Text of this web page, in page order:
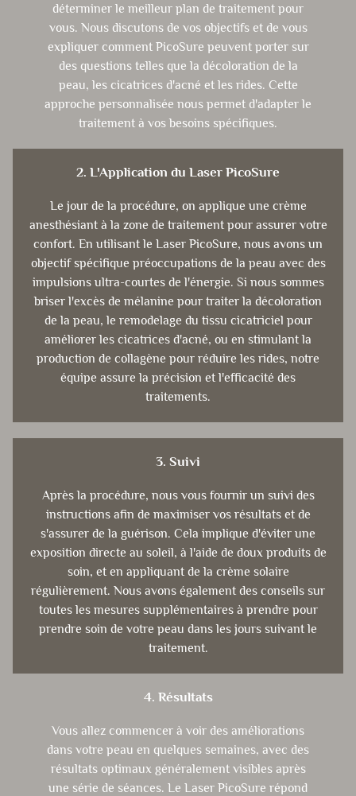
déterminer le meilleur plan de traitement pour
vous. Nous discutons de vos objectifs et de vous
expliquer comment PicoSure peuvent porter sur
des questions telles que la décoloration de la
peau, les cicatrices d'acné et les rides. Cette
approche personnalisée nous permet d'adapter le
traitement à vos besoins spécifiques.
2. L'Application du Laser PicoSure
Le jour de la procédure, on applique une crème
anesthésiant à la zone de traitement pour assurer votre
confort. En utilisant le Laser PicoSure, nous avons un
objectif spécifique préoccupations de la peau avec des
impulsions ultra-courtes de l'énergie. Si nous sommes
briser l'excès de mélanine pour traiter la décoloration
de la peau, le remodelage du tissu cicatriciel pour
améliorer les cicatrices d'acné, ou en stimulant la
production de collagène pour réduire les rides, notre
équipe assure la précision et l'efficacité des
traitements.
3. Suivi
Après la procédure, nous vous fournir un suivi des
instructions afin de maximiser vos résultats et de
s'assurer de la guérison. Cela implique d'éviter une
exposition directe au soleil, à l'aide de doux produits de
soin, et en appliquant de la crème solaire
régulièrement. Nous avons également des conseils sur
toutes les mesures supplémentaires à prendre pour
prendre soin de votre peau dans les jours suivant le
traitement.
4. Résultats
Vous allez commencer à voir des améliorations
dans votre peau en quelques semaines, avec des
résultats optimaux généralement visibles après
une série de séances. Le Laser PicoSure répond